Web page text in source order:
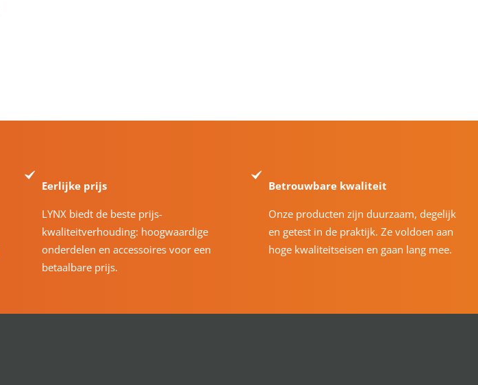
Eerlijke prijs
LYNX biedt de beste prijs-
kwaliteitverhouding: hoogwaardige
onderdelen en accessoires voor een
betaalbare prijs.
Betrouwbare kwaliteit
Onze producten zijn duurzaam, degelijk
en getest in de praktijk. Ze voldoen aan
hoge kwaliteitseisen en gaan lang mee.